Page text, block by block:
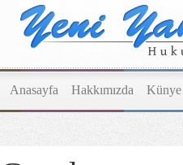
Anasayfa Hakkımızda Künye